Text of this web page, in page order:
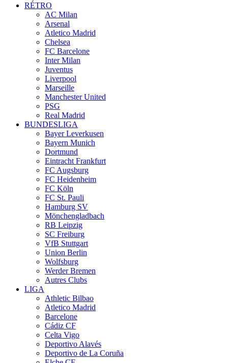
RÉTRO
AC Milan
Arsenal
Atletico Madrid
Chelsea
FC Barcelone
Inter Milan
Juventus
Liverpool
Marseille
Manchester United
PSG
Real Madrid
BUNDESLIGA
Bayer Leverkusen
Bayern Munich
Dortmund
Eintracht Frankfurt
FC Augsburg
FC Heidenheim
FC Köln
FC St. Pauli
Hamburg SV
Mönchengladbach
RB Leipzig
SC Freiburg
VfB Stuttgart
Union Berlin
Wolfsburg
Werder Bremen
Autres Clubs
LIGA
Athletic Bilbao
Atletico Madrid
Barcelone
Cádiz CF
Celta Vigo
Deportivo Alavés
Deportivo de La Coruña